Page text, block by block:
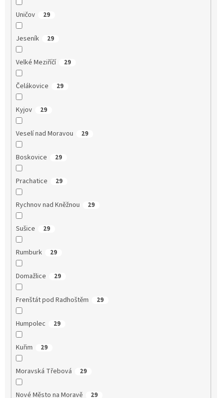
Uničov 29
Jeseník 29
Velké Meziříčí 29
Čelákovice 29
Kyjov 29
Veselí nad Moravou 29
Boskovice 29
Prachatice 29
Rychnov nad Kněžnou 29
Sušice 29
Rumburk 29
Domažlice 29
Frenštát pod Radhoštěm 29
Humpolec 29
Kuřim 29
Moravská Třebová 29
Nové Město na Moravě 29